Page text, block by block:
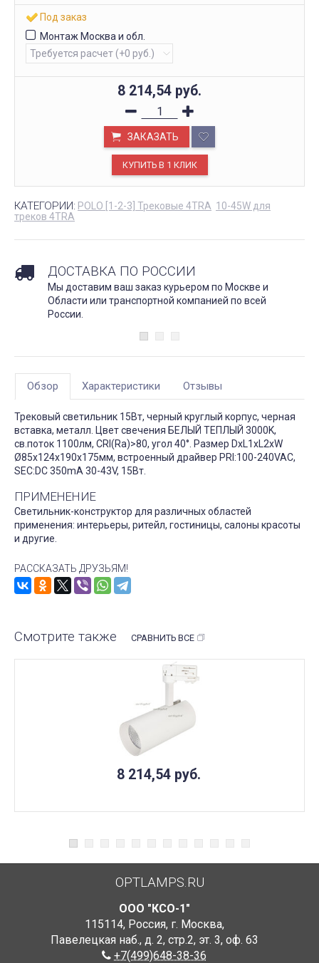
Под заказ
Монтаж Москва и обл.
8 214,54 руб.
ЗАКАЗАТЬ
КАТЕГОРИИ: POLO [1-2-3] Трековые 4TRA 10-45W для
треков 4TRA
ДОСТАВКА ПО РОССИИ
Мы доставим ваш заказ курьером по Москве и
Области или транспортной компанией по всей
России.
Обзор Характеристики Отзывы
Трековый светильник 15Вт, черный круглый корпус, черная
вставка, металл. Цвет свечения БЕЛЫЙ ТЕПЛЫЙ 3000K,
св.поток 1100лм, CRI(Ra)>80, угол 40°. Размер DxL1xL2xW
Ø85x124x190x175мм, встроенный драйвер PRI:100-240VAC,
SEC:DC 350mA 30-43V, 15Вт.
ПРИМЕНЕНИЕ
Светильник-конструктор для различных областей
применения: интерьеры, ритейл, гостиницы, салоны красоты
и другие.
РАССКАЗАТЬ ДРУЗЬЯМ!
Смотрите также СРАВНИТЬ ВСЕ
8 214,54 руб.
OPTLAMPS.RU
ООО "КСО-1"
115114, Россия, г. Москва,
Павелецкая наб., д. 2, стр.2, эт. 3, оф. 63
+7(499)648-38-36